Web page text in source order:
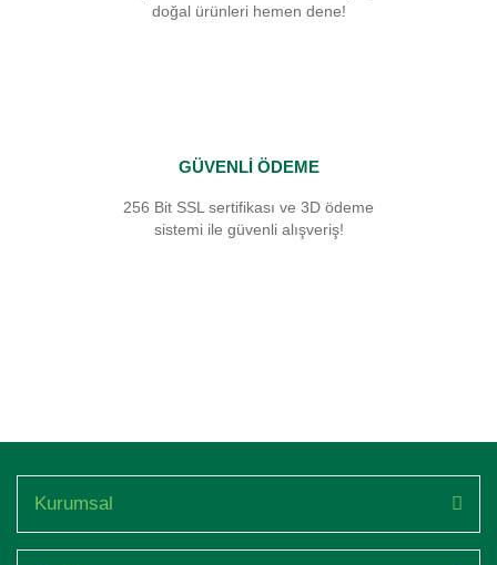
doğal ürünleri hemen dene!
GÜVENLİ ÖDEME
256 Bit SSL sertifikası ve 3D ödeme
sistemi ile güvenli alışveriş!
Kurumsal